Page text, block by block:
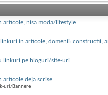
articole, nisa moda/lifestyle
in articole; domenii: constructii,
linkuri pe bloguri/site-uri
articole deja scrise
uri/Bannere